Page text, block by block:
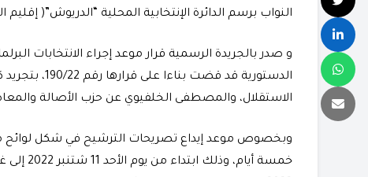
النواب برسم الدائرة الإنتخابية المحلية “الدريوش”( إقليم
و صدر بالجريدة الرسمية قرار موعد إجراء الانتخابات
الدستورية قد
الاستقلال، والمصطفى الخلفيوي عن حزب الأصالة
وبخصوص موعد إيداع تصريحات الترشيح في شكل لوائح